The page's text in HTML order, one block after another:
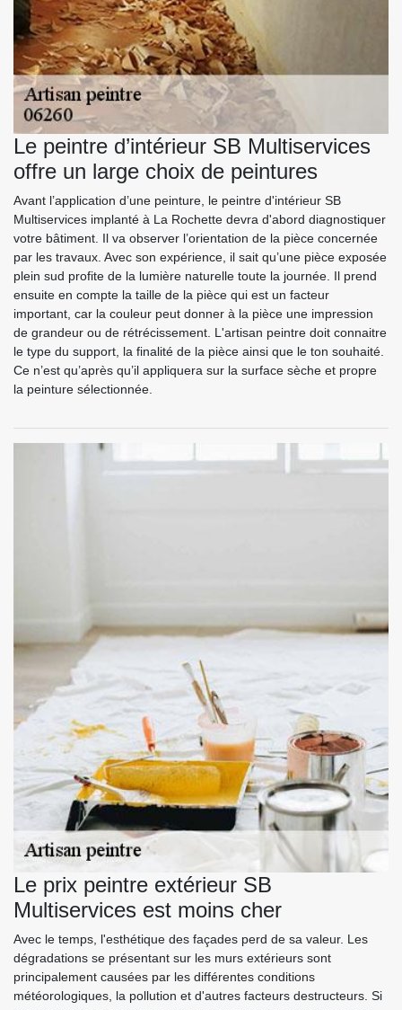
Le peintre d’intérieur SB Multiservices
offre un large choix de peintures
Avant l’application d’une peinture, le peintre d'intérieur SB
Multiservices implanté à La Rochette devra d'abord diagnostiquer
votre bâtiment. Il va observer l’orientation de la pièce concernée
par les travaux. Avec son expérience, il sait qu’une pièce exposée
plein sud profite de la lumière naturelle toute la journée. Il prend
ensuite en compte la taille de la pièce qui est un facteur
important, car la couleur peut donner à la pièce une impression
de grandeur ou de rétrécissement. L'artisan peintre doit connaitre
le type du support, la finalité de la pièce ainsi que le ton souhaité.
Ce n’est qu’après qu’il appliquera sur la surface sèche et propre
la peinture sélectionnée.
Le prix peintre extérieur SB
Multiservices est moins cher
Avec le temps, l'esthétique des façades perd de sa valeur. Les
dégradations se présentant sur les murs extérieurs sont
principalement causées par les différentes conditions
météorologiques, la pollution et d'autres facteurs destructeurs. Si